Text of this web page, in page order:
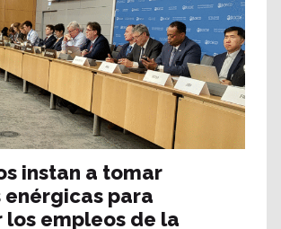
instan a tomar
para
empleos de la